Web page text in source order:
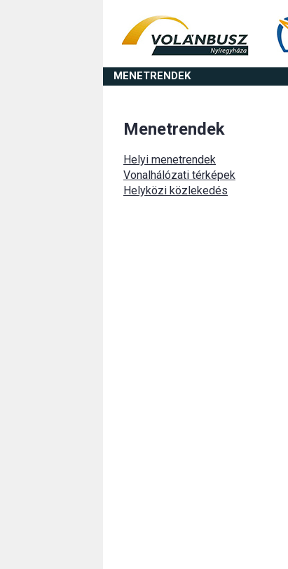
MENETRENDEK
Menetrendek
Helyi menetrendek
Vonalhálózati térképek
Helyközi közlekedés